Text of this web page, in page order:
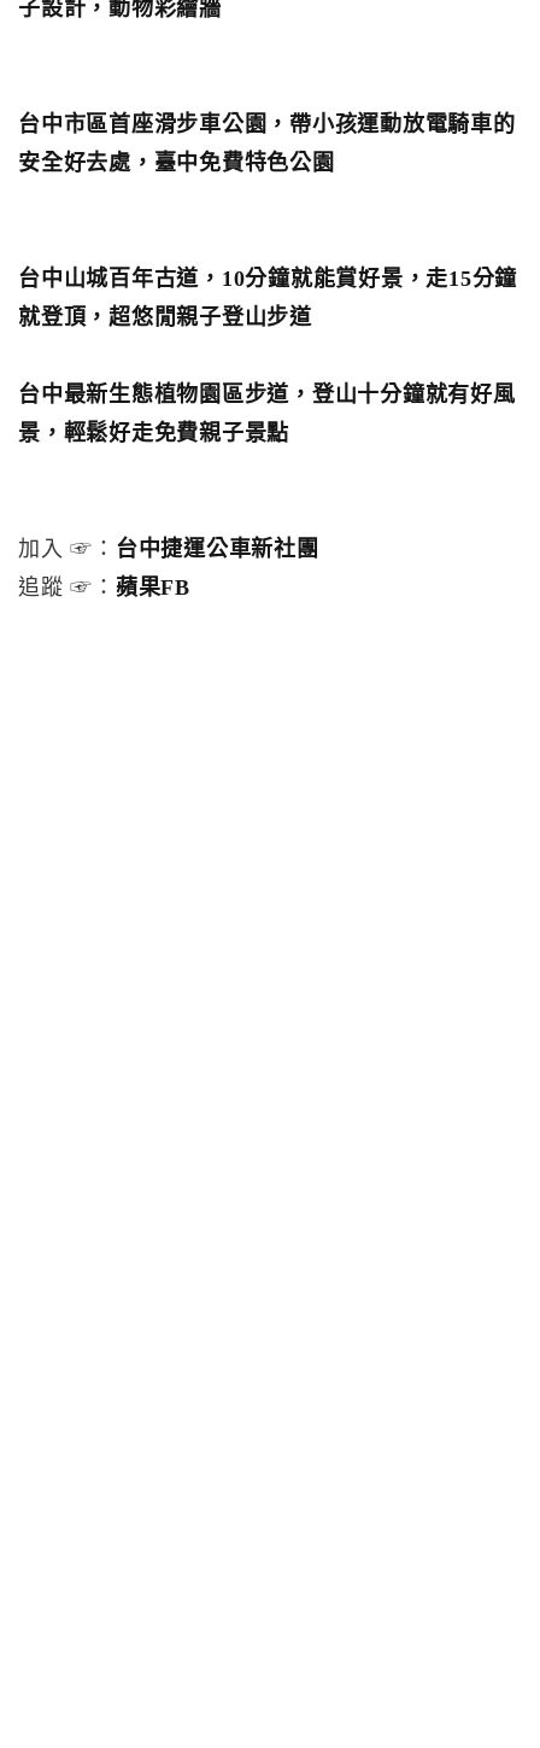
子設計，動物彩繪牆
台中市區首座滑步車公園，帶小孩運動放電騎車的
安全好去處，臺中免費特色公園
台中山城百年古道，10分鐘就能賞好景，走15分鐘
就登頂，超悠閒親子登山步道
台中最新生態植物園區步道，登山十分鐘就有好風
景，輕鬆好走免費親子景點
加入 ☞： 台中捷運公車新社團
追蹤 ☞： 蘋果FB